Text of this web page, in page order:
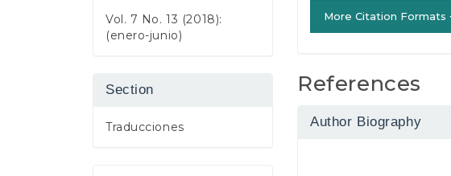
Vol. 7 No. 13 (2018):
(enero-junio)
Section
Traducciones
More Citation Formats
References
Author Biography